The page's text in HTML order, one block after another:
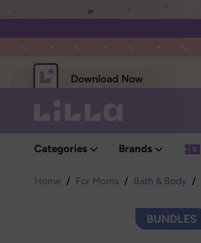
Categories Brands
Home / For Moms / Bath & Body /
BUNDLES